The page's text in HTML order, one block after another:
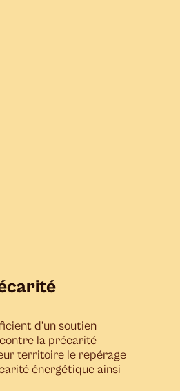
d’un soutien
la précarité
territoire le repérage
énergétique ainsi